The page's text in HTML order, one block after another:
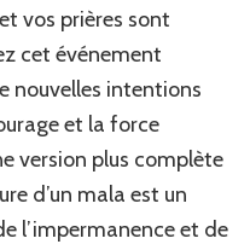
vos prières sont
cet événement
nouvelles intentions
et la force
version plus complète
d’un mala est un
l’impermanence et de